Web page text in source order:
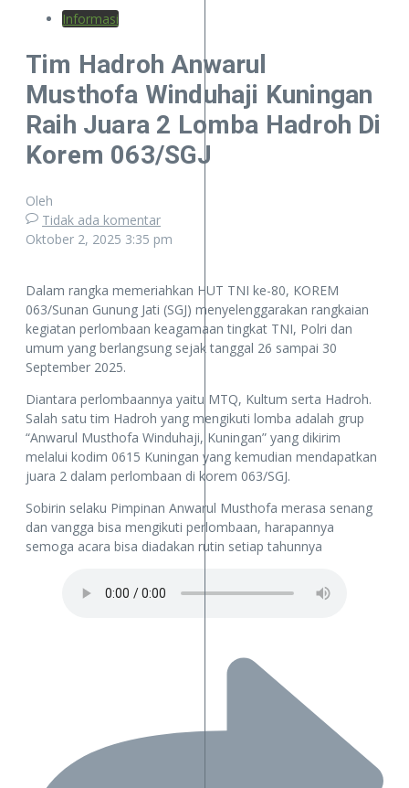
Informasi
Tim Hadroh Anwarul
Musthofa Winduhaji Kuningan
Raih Juara 2 Lomba Hadroh Di
Korem 063/SGJ
Oleh
Tidak ada komentar
Oktober 2, 2025 3:35 pm
Dalam rangka memeriahkan HUT TNI ke-80, KOREM
063/Sunan Gunung Jati (SGJ) menyelenggarakan rangkaian
kegiatan perlombaan keagamaan tingkat TNI, Polri dan
umum yang berlangsung sejak tanggal 26 sampai 30
September 2025.
Diantara perlombaannya yaitu MTQ, Kultum serta Hadroh.
Salah satu tim Hadroh yang mengikuti lomba adalah grup
“Anwarul Musthofa Winduhaji, Kuningan” yang dikirim
melalui kodim 0615 Kuningan yang kemudian mendapatkan
juara 2 dalam perlombaan di korem 063/SGJ.
Sobirin selaku Pimpinan Anwarul Musthofa merasa senang
dan vangga bisa mengikuti perlombaan, harapannya
semoga acara bisa diadakan rutin setiap tahunnya